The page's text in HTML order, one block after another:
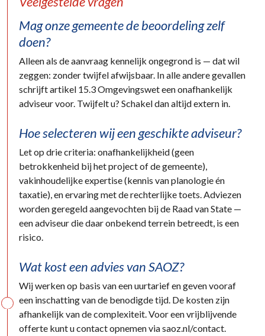
Mag onze gemeente de beoordeling zelf
doen?
Alleen als de aanvraag kennelijk ongegrond is — dat wil
zeggen: zonder twijfel afwijsbaar. In alle andere gevallen
schrijft artikel 15.3 Omgevingswet een onafhankelijk
adviseur voor. Twijfelt u? Schakel dan altijd extern in.
Hoe selecteren wij een geschikte adviseur?
Let op drie criteria: onafhankelijkheid (geen
betrokkenheid bij het project of de gemeente),
vakinhoudelijke expertise (kennis van planologie én
taxatie), en ervaring met de rechterlijke toets. Adviezen
worden geregeld aangevochten bij de Raad van State —
een adviseur die daar onbekend terrein betreedt, is een
risico.
Wat kost een advies van SAOZ?
Wij werken op basis van een uurtarief en geven vooraf
een inschatting van de benodigde tijd. De kosten zijn
afhankelijk van de complexiteit. Voor een vrijblijvende
offerte kunt u contact opnemen via saoz.nl/contact.